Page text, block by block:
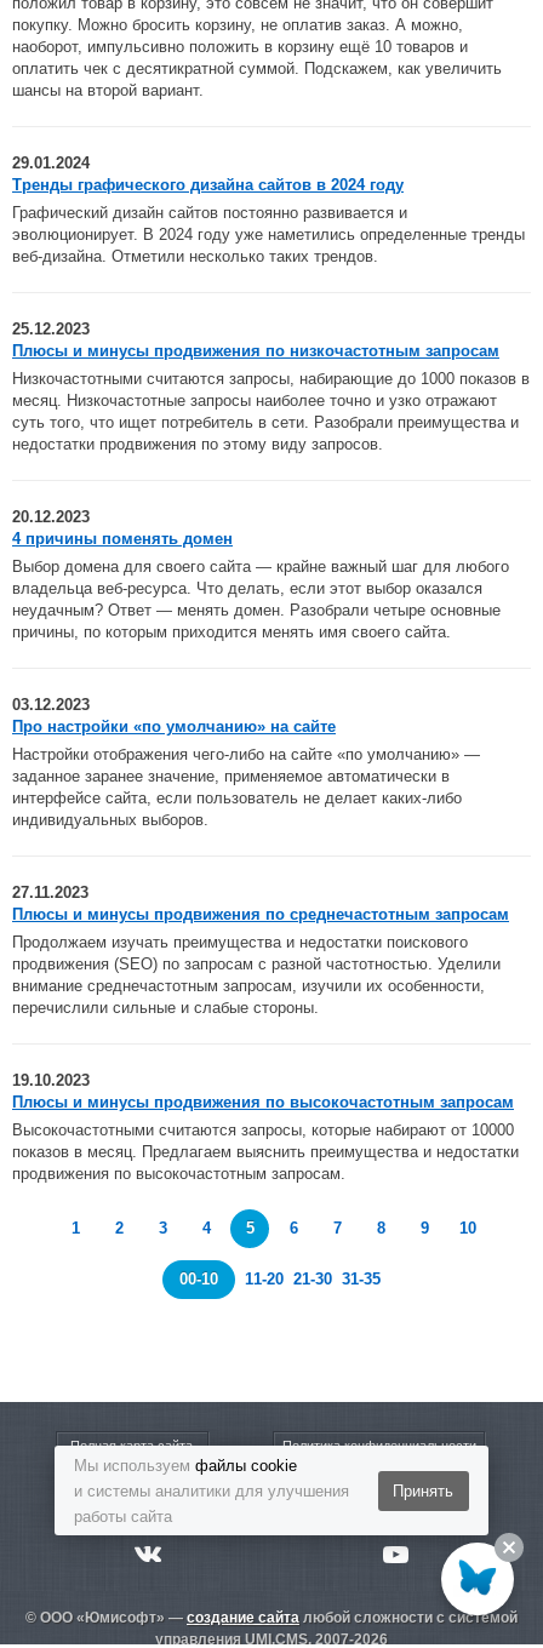
покупку. Можно бросить корзину, не оплатив заказ. А можно,
наоборот, импульсивно положить в корзину ещё 10 товаров и
оплатить чек с десятикратной суммой. Подскажем, как увеличить
шансы на второй вариант.
29.01.2024
Тренды графического дизайна сайтов в 2024 году
Графический дизайн сайтов постоянно развивается и
эволюционирует. В 2024 году уже наметились определенные тренды
веб-дизайна. Отметили несколько таких трендов.
25.12.2023
Плюсы и минусы продвижения по низкочастотным запросам
Низкочастотными считаются запросы, набирающие до 1000 показов в
месяц. Низкочастотные запросы наиболее точно и узко отражают
суть того, что ищет потребитель в сети. Разобрали преимущества и
недостатки продвижения по этому виду запросов.
20.12.2023
4 причины поменять домен
Выбор домена для своего сайта — крайне важный шаг для любого
владельца веб-ресурса. Что делать, если этот выбор оказался
неудачным? Ответ — менять домен. Разобрали четыре основные
причины, по которым приходится менять имя своего сайта.
03.12.2023
Про настройки «по умолчанию» на сайте
Настройки отображения чего-либо на сайте «по умолчанию» —
заданное заранее значение, применяемое автоматически в
интерфейсе сайта, если пользователь не делает каких-либо
индивидуальных выборов.
27.11.2023
Плюсы и минусы продвижения по среднечастотным запросам
Продолжаем изучать преимущества и недостатки поискового
продвижения (SEO) по запросам с разной частотностью. Уделили
внимание среднечастотным запросам, изучили их особенности,
перечислили сильные и слабые стороны.
19.10.2023
Плюсы и минусы продвижения по высокочастотным запросам
Высокочастотными считаются запросы, которые набирают от 10000
показов в месяц. Предлагаем выяснить преимущества и недостатки
продвижения по высокочастотным запросам.
1 2 3 4 5 6 7 8 9 10
00-10 11-20 21-30 31-35
Полная карта сайта Политика конфиденциальности
Бесплатный звонок 8-800-5555-864
© ООО «Юмисофт» —создание сайта любой сложности с системой
управления UMI.CMS. 2007-2026
Мы используем файлы cookie
и системы аналитики для улучшения
работы сайта
Принять